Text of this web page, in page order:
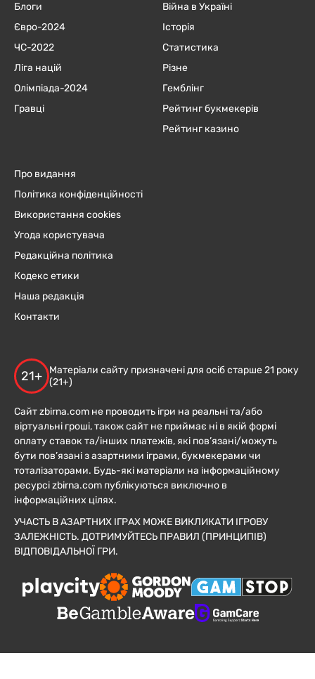
Блоги
Євро-2024
ЧC-2022
Ліга націй
Олімпіада-2024
Гравці
Війна в Україні
Історія
Статистика
Різне
Гемблінг
Рейтинг букмекерів
Рейтинг казино
Про видання
Політика конфіденційності
Використання cookies
Угода користувача
Редакційна політика
Кодекс етики
Наша редакція
Контакти
21+
Матеріали сайту призначені для осіб старше 21 року
(21+)
Сайт zbirna.com не проводить ігри на реальні та/або
віртуальні гроші, також сайт не приймає ні в якій формі
оплату ставок та/інших платежів, які пов’язані/можуть
бути пов’язані з азартними іграми, букмекерами чи
тоталізаторами. Будь-які матеріали на інформаційному
ресурсі zbirna.com публікуються виключно в
інформаційних цілях.
УЧАСТЬ В АЗАРТНИХ ІГРАХ МОЖЕ ВИКЛИКАТИ ІГРОВУ
ЗАЛЕЖНІСТЬ. ДОТРИМУЙТЕСЬ ПРАВИЛ (ПРИНЦИПІВ)
ВІДПОВІДАЛЬНОЇ ГРИ.